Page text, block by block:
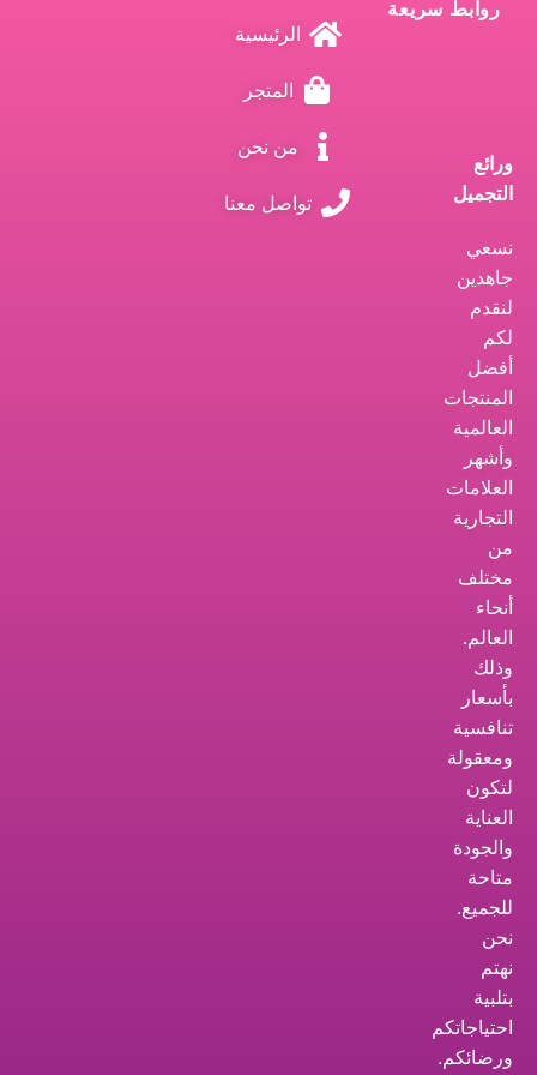
ورائع
التجميل
نسعي
جاهدين
لنقدم
لكم
أفضل
المنتجات
العالمية
وأشهر
العلامات
التجارية
من
مختلف
أنحاء
العالم.
وذلك
بأسعار
تنافسية
ومعقولة
لتكون
العناية
والجودة
متاحة
للجميع.
نحن
نهتم
بتلبية
احتياجاتكم
ورضائكم.
روابط سريعة
الرئيسية
المتجر
من نحن
تواصل معنا